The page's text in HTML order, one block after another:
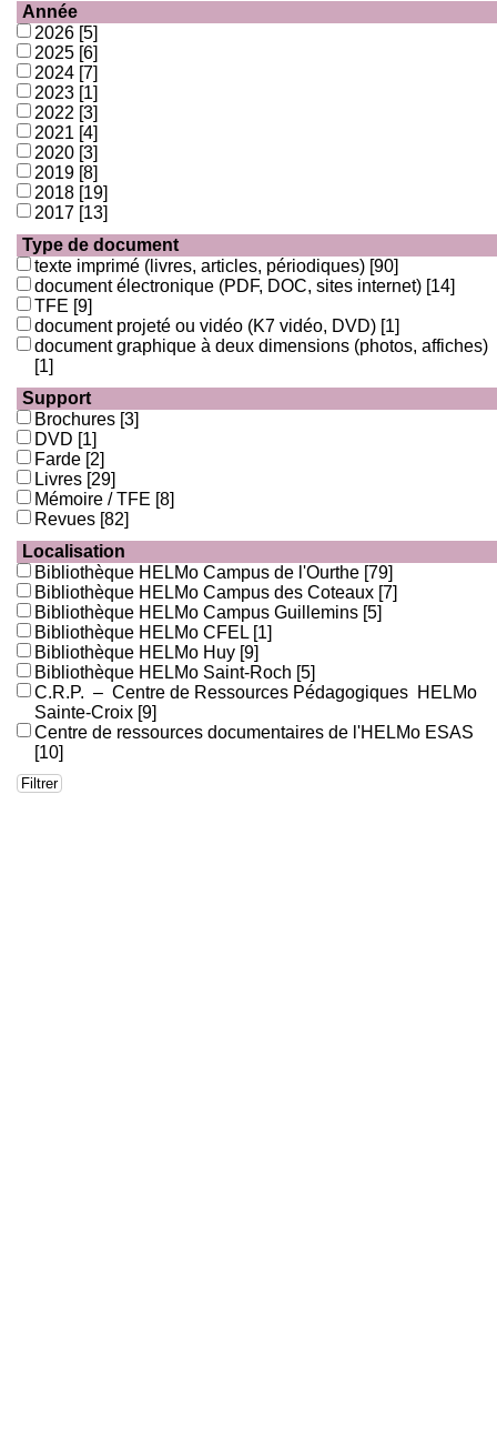
Année
2026 [5]
2025 [6]
2024 [7]
2023 [1]
2022 [3]
2021 [4]
2020 [3]
2019 [8]
2018 [19]
2017 [13]
Type de document
texte imprimé (livres, articles, périodiques) [90]
document électronique (PDF, DOC, sites internet) [14]
TFE [9]
document projeté ou vidéo (K7 vidéo, DVD) [1]
document graphique à deux dimensions (photos, affiches)
[1]
Support
Brochures [3]
DVD [1]
Farde [2]
Livres [29]
Mémoire / TFE [8]
Revues [82]
Localisation
Bibliothèque HELMo Campus de l'Ourthe [79]
Bibliothèque HELMo Campus des Coteaux [7]
Bibliothèque HELMo Campus Guillemins [5]
Bibliothèque HELMo CFEL [1]
Bibliothèque HELMo Huy [9]
Bibliothèque HELMo Saint-Roch [5]
C.R.P. – Centre de Ressources Pédagogiques HELMo
Sainte-Croix [9]
Centre de ressources documentaires de l'HELMo ESAS
[10]